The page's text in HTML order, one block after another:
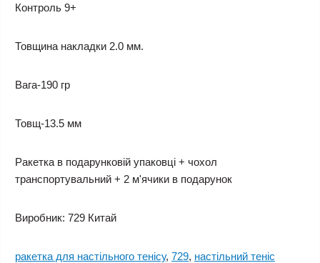
Контроль 9+
Товщина накладки 2.0 мм.
Вага-190 гр
Товщ-13.5 мм
Ракетка в подарунковій упаковці + чохол
транспортувальний + 2 м'ячики в подарунок
Виробник: 729 Китай
ракетка для настільного тенісу, 729, настільний теніс